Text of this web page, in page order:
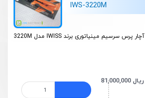
IWS-3220M
آچار پرس سرسیم مینیاتوری برند IWISS مدل 3220M
81,000,000 ریال